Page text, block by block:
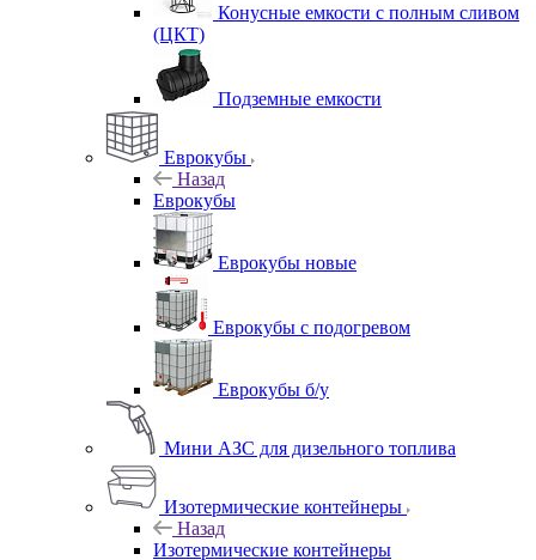
Конусные емкости с полным сливом
(ЦКТ)
Подземные емкости
Еврокубы
Назад
Еврокубы
Еврокубы новые
Еврокубы с подогревом
Еврокубы б/у
Мини АЗС для дизельного топлива
Изотермические контейнеры
Назад
Изотермические контейнеры